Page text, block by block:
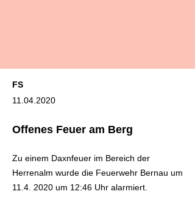
FS
11.04.2020
Offenes Feuer am Berg
Zu einem Daxnfeuer im Bereich der
Herrenalm wurde die Feuerwehr Bernau um
11.4. 2020 um 12:46 Uhr alarmiert.